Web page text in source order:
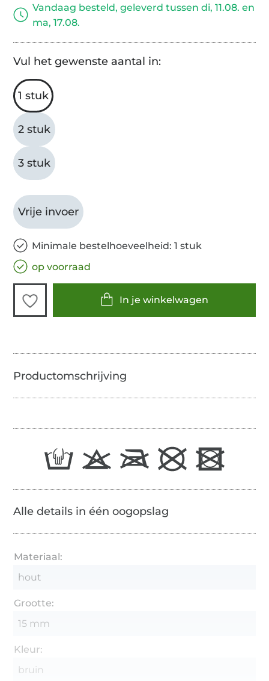
Vandaag besteld, geleverd tussen di, 11.08. en
ma, 17.08.
Vul het gewenste aantal in:
1 stuk
2 stuk
3 stuk
Vrije invoer
Minimale bestelhoeveelheid: 1 stuk
op voorraad
In je winkelwagen
Alle details in één oogopslag
Materiaal:
hout
Grootte:
15 mm
Kleur:
bruin